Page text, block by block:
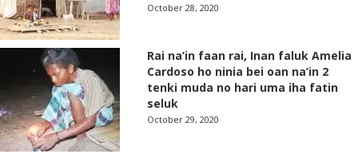
October 28, 2020
Rai na’in faan rai, Inan faluk Amelia
Cardoso ho ninia bei oan na’in 2
tenki muda no hari uma iha fatin
seluk
October 29, 2020